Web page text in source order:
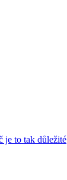
je to tak důležité